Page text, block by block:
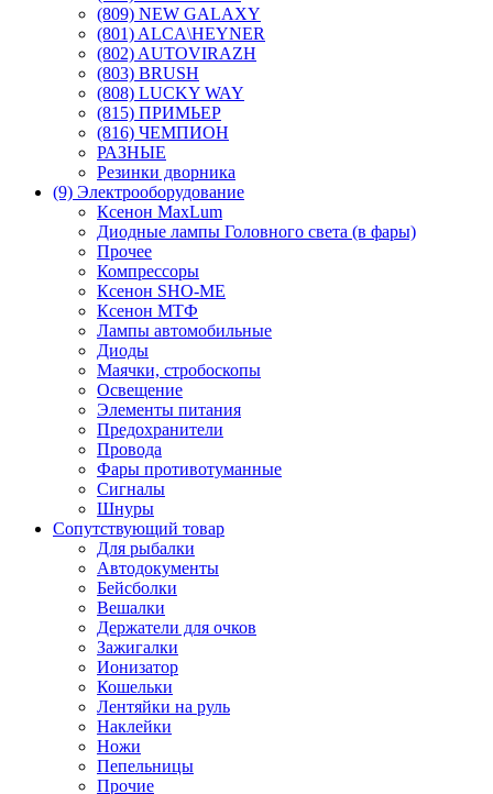
(809) NEW GALAXY
(801) ALCA\HEYNER
(802) AUTOVIRAZH
(803) BRUSH
(808) LUCKY WAY
(815) ПРИМЬЕР
(816) ЧЕМПИОН
РАЗНЫЕ
Резинки дворника
(9) Электрооборудование
Ксенон MaxLum
Диодные лампы Головного света (в фары)
Прочее
Компрессоры
Ксенон SHO-ME
Ксенон МТФ
Лампы автомобильные
Диоды
Маячки, стробоскопы
Освещение
Элементы питания
Предохранители
Провода
Фары противотуманные
Сигналы
Шнуры
Сопутствующий товар
Для рыбалки
Автодокументы
Бейсболки
Вешалки
Держатели для очков
Зажигалки
Ионизатор
Кошельки
Лентяйки на руль
Наклейки
Ножи
Пепельницы
Прочие